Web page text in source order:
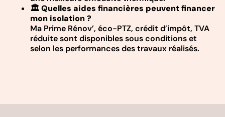
🏛️ Quelles aides financières peuvent financer
mon isolation ?
Ma Prime Rénov’, éco-PTZ, crédit d’impôt, TVA
réduite sont disponibles sous conditions et
selon les performances des travaux réalisés.